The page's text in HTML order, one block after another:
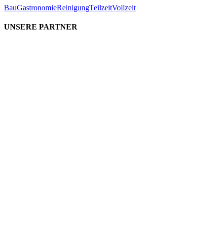
BauGastronomieReinigungTeilzeitVollzeit
UNSERE PARTNER